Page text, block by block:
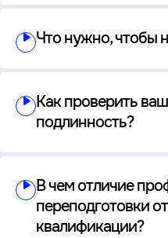
Что нужно, чтобы
Как проверить
подлинность?
В чем отличие
переподготовки
квалификации?